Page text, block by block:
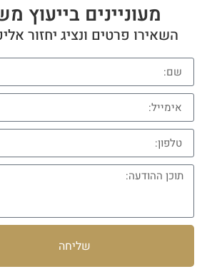
מעוניינים בייעוץ
השאירו פרטים ונציג יחזור
שליחה